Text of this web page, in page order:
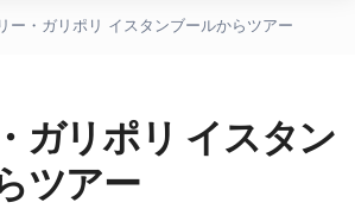
ー・ガリポリ イスタンブールからツアー
ガリポリ イスタン
ツアー